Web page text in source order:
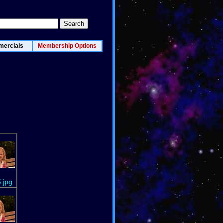
Membership Options